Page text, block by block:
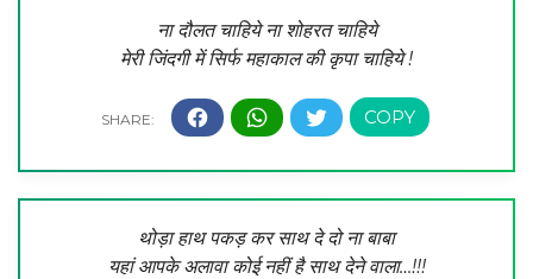
ना दौलत चाहिये ना शोहरत चाहिये
मेरी जिंदगी में सिर्फ महाकाल की कृपा चाहिये !
थोड़ा हाथ पकड़ कर साथ दे दो ना बाबा
यहां आपके अलावा कोई नहीं है साथ देने वाला…!!!